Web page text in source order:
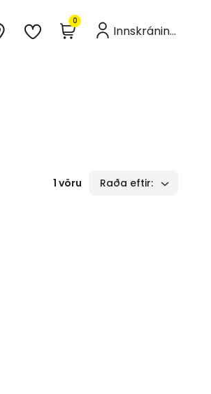
0
Innskráning
1 vöru Raða eftir: